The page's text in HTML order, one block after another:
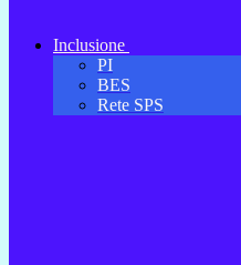
Inclusione
PI
BES
Rete SPS